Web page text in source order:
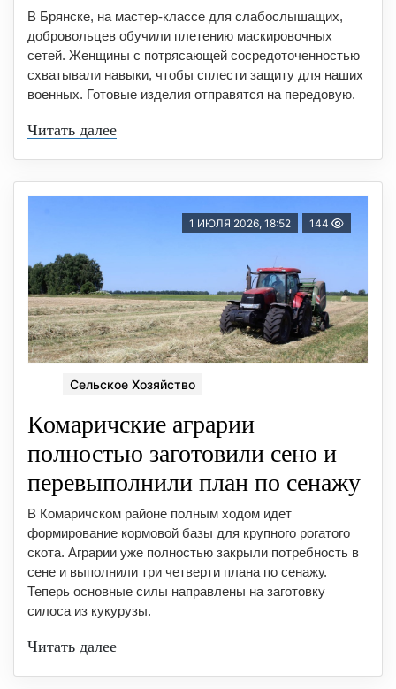
В Брянске, на мастер-классе для слабослышащих,
добровольцев обучили плетению маскировочных
сетей. Женщины с потрясающей сосредоточенностью
схватывали навыки, чтобы сплести защиту для наших
военных. Готовые изделия отправятся на передовую.
Читать далее
1 ИЮЛЯ 2026, 18:52 144
Сельское Хозяйство
Комаричские аграрии
полностью заготовили сено и
перевыполнили план по сенажу
В Комаричском районе полным ходом идет
формирование кормовой базы для крупного рогатого
скота. Аграрии уже полностью закрыли потребность в
сене и выполнили три четверти плана по сенажу.
Теперь основные силы направлены на заготовку
силоса из кукурузы.
Читать далее